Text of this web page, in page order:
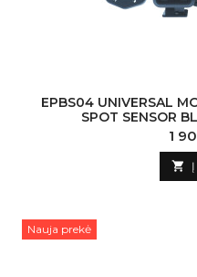
EPBS04 UNIVERSAL
SPOT SENSOR
1

Nauja prekė